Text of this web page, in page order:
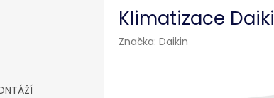
Klimatizace
Značka: Daikin